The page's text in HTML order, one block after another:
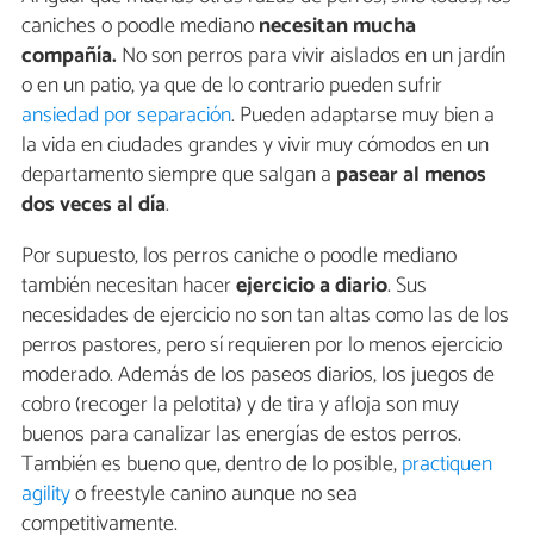
caniches o poodle medianonecesitan mucha
compañía.No son perros para vivir aislados en un jardín
o en un patio, ya que de lo contrario pueden sufrir
ansiedad por separación. Pueden adaptarse muy bien a
la vida en ciudades grandes y vivir muy cómodos en un
departamento siempre que salgan a pasear al menos
dos veces al día.
Por supuesto, los perros caniche o poodle mediano
también necesitan hacerejercicio a diario. Sus
necesidades de ejercicio no son tan altas como las de los
perros pastores, pero sí requieren por lo menos ejercicio
moderado. Además de los paseos diarios, los juegos de
cobro (recoger la pelotita) y de tira y afloja son muy
buenos para canalizar las energías de estos perros.
También es bueno que, dentro de lo posible,practiquen
agilityo freestyle canino aunque no sea
competitivamente.